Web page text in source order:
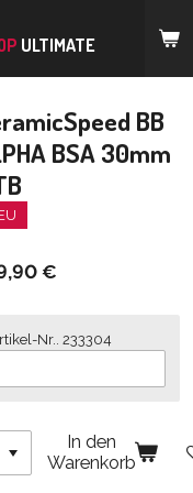
ULTIMATE
BB
BSA 30mm
€
Nr.. 233304
In den
Warenkorb